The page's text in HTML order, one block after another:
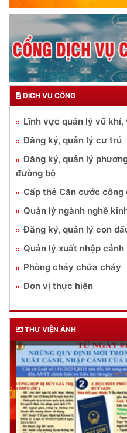
DỊCH VỤ CÔNG
Lĩnh vực quản lý vũ
Đăng ký, quản lý cư trú
Đăng ký, quản lý
đường bộ
Cấp thẻ Căn cước công
Quản lý ngành nghề
Đăng ký, quản lý con
Quản lý xuất nhập cảnh
Phòng cháy chữa cháy
Đơn vị thực hiện
THƯ VIỆN ẢNH